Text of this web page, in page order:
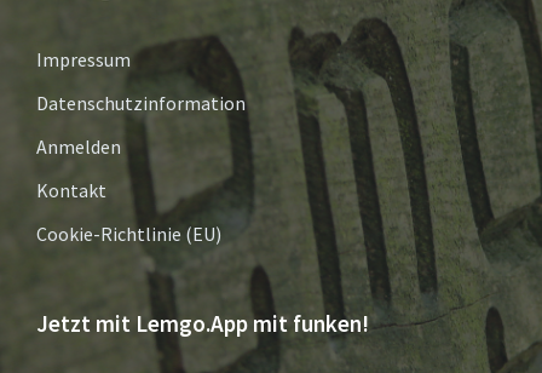
Impressum
Datenschutzinformation
Anmelden
Kontakt
Cookie-Richtlinie (EU)
Jetzt mit Lemgo.App mit funken!